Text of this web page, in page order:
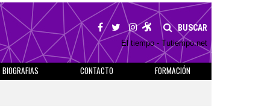
BUSCAR
El tiempo - Tutiempo.net
BIOGRAFIAS CONTACTO
FORMACIÓN